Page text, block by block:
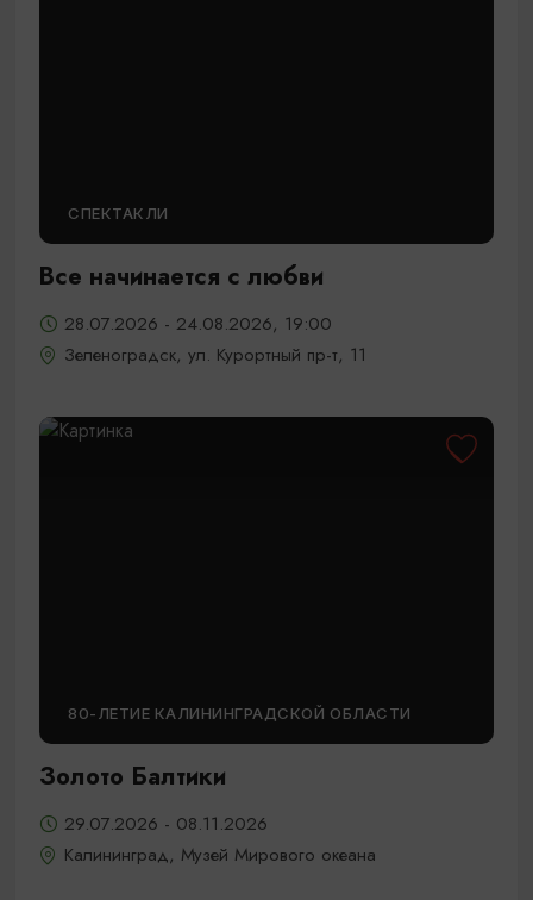
СПЕКТАКЛИ
Все начинается с любви
28.07.2026 - 24.08.2026, 19:00
Зеленоградск, ул. Курортный пр-т, 11
80-ЛЕТИЕ КАЛИНИНГРАДСКОЙ ОБЛАСТИ
Золото Балтики
29.07.2026 - 08.11.2026
Калининград, Музей Мирового океана